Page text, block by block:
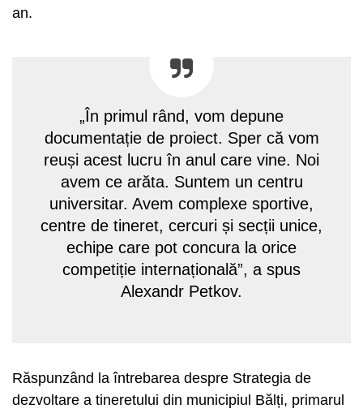
an.
„În primul rând, vom depune
documentație de proiect. Sper că vom
reuși acest lucru în anul care vine. Noi
avem ce arăta. Suntem un centru
universitar. Avem complexe sportive,
centre de tineret, cercuri și secții unice,
echipe care pot concura la orice
competiție internațională”, a spus
Alexandr Petkov.
Răspunzând la întrebarea despre Strategia de
dezvoltare a tineretului din municipiul Bălți, primarul